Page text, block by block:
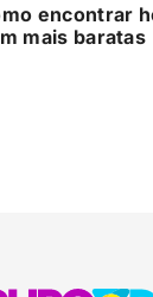
encontrar
mais baratas